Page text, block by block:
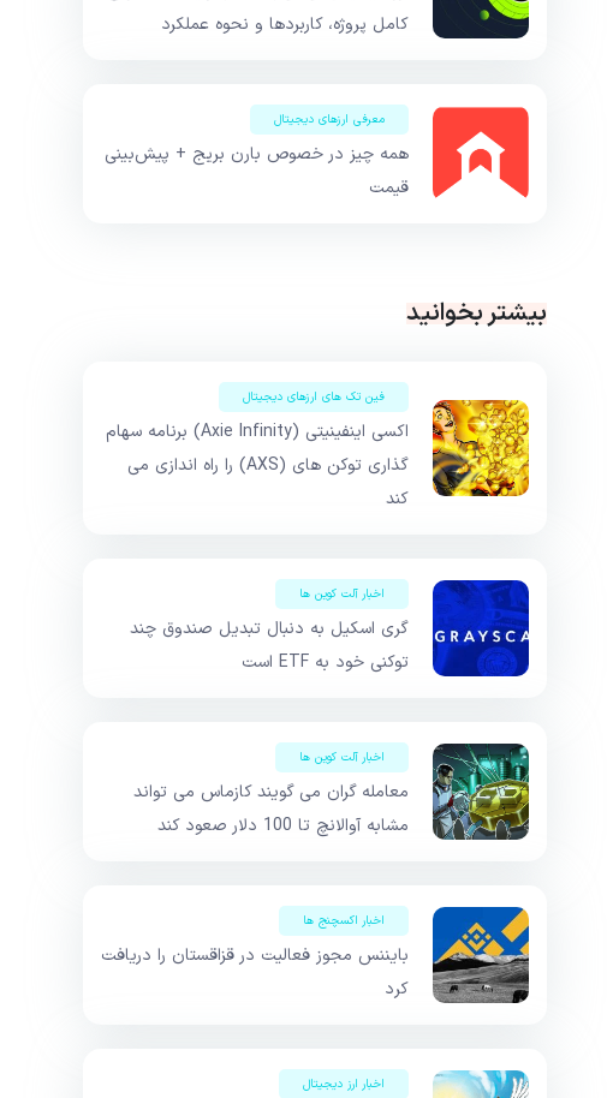
کامل پروژه، کاربردها و نحوه عملکرد
معرفی ارزهای دیجیتال
همه چیز در خصوص بارن بریج + پیش‌بینی
قیمت
بیشتر بخوانید
فین تک های ارزهای دیجیتال
اکسی اینفینیتی (Axie Infinity) برنامه سهام
گذاری توکن های (AXS) را راه اندازی می
کند
اخبار آلت کوین ها
گری اسکیل به دنبال تبدیل صندوق چند
توکنی خود به ETF است
اخبار آلت کوین ها
معامله گران می گویند کازماس می تواند
مشابه آوالانچ تا 100 دلار صعود کند
اخبار اکسچنج ها
بایننس مجوز فعالیت در قزاقستان را دریافت
کرد
اخبار ارز دیجیتال